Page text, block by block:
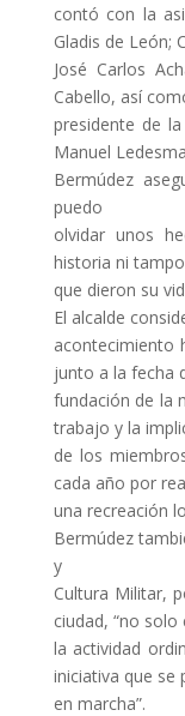
contó con la
Gladis de León;
José Carlos
Cabello, así
presidente de
Manuel
Bermúdez
puedo
olvidar unos
historia ni
que dieron su
El alcalde
acontecimiento
junto a la fecha
fundación de la
trabajo y la
de los
cada año por
una recreación
Bermúdez
y
Cultura Militar,
ciudad, “no solo
la actividad
iniciativa que se
en marcha”.